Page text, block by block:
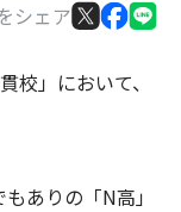
シェア
校」において、
ありの「N高」